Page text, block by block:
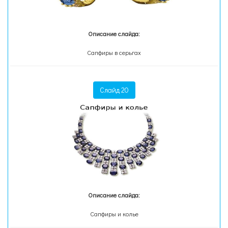
Описание слайда:
Сапфиры в серьгах
Слайд 20
Описание слайда:
Сапфиры и колье